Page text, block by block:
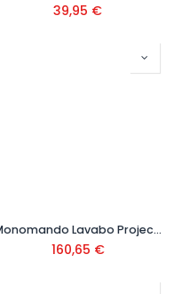
39,95 €
Monomando Lavabo Project negro Ref. 21110301NM
160,65 €